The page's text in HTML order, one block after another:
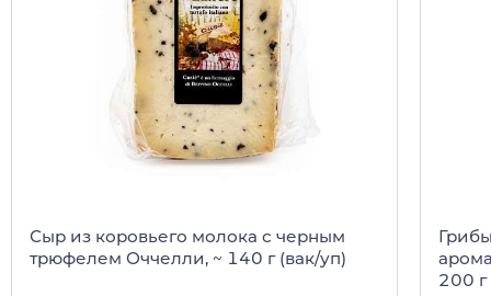
Сыр из коровьего молока с черным
трюфелем Оччелли, ~ 140 г (вак/уп)
200 г